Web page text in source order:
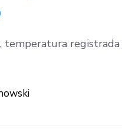
temperatura